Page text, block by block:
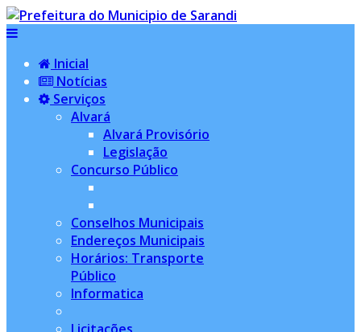
Inicial
Notícias
Serviços
Alvará
Alvará Provisório
Legislação
Concurso Público
Conselhos Municipais
Endereços Municipais
Horários: Transporte
Público
Informatica